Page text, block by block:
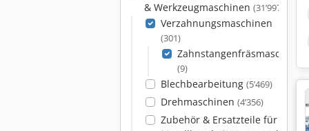
& Werkzeugmaschinen (31’997)
Verzahnungsmaschinen
(301)
Zahnstangenfräsmaschinen
(9)
Blechbearbeitung (5’469)
Drehmaschinen (4’356)
Zubehör & Ersatzteile für